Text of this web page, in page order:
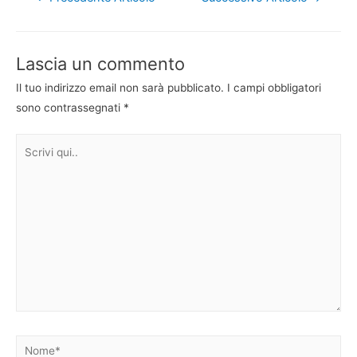
Lascia un commento
Il tuo indirizzo email non sarà pubblicato. I campi obbligatori
sono contrassegnati *
Nome*